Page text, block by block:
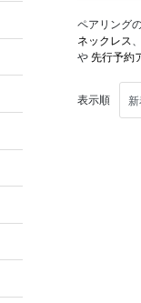
ペアリング
ネックレス
や 先行予約
表示順